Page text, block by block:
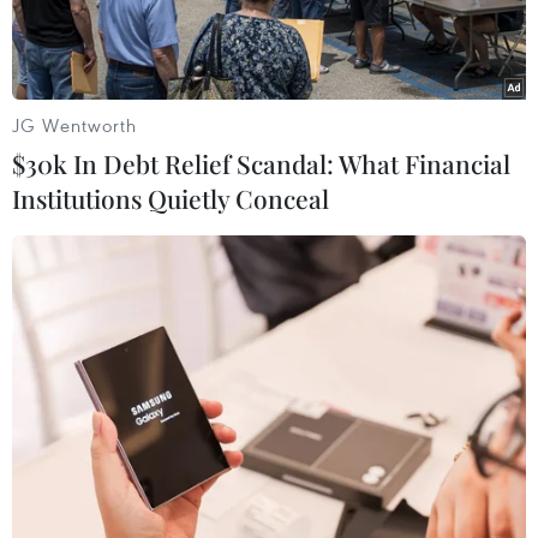
Ông Haruyuki Takahashi, thành viên trong ban lãnh đạo ủy ban
tổ chức Olympic Tokyo 2020. (Ảnh: Reuters)
Truyền thông Nhật Bản ngày 20/7 đưa tin ông
Haruyuki Takahashi - một thành viên trong ban
lãnh đạo ủy ban tổ chức Olympic Tokyo 2020 -
bị cáo buộc nhận số tiền lớn từ một nhà tài trợ
cho sự kiện thể thao quốc tế này sau khi ký hợp
JG Wentworth
$30k In Debt Relief Scandal: What Financial
Institutions Quietly Conceal